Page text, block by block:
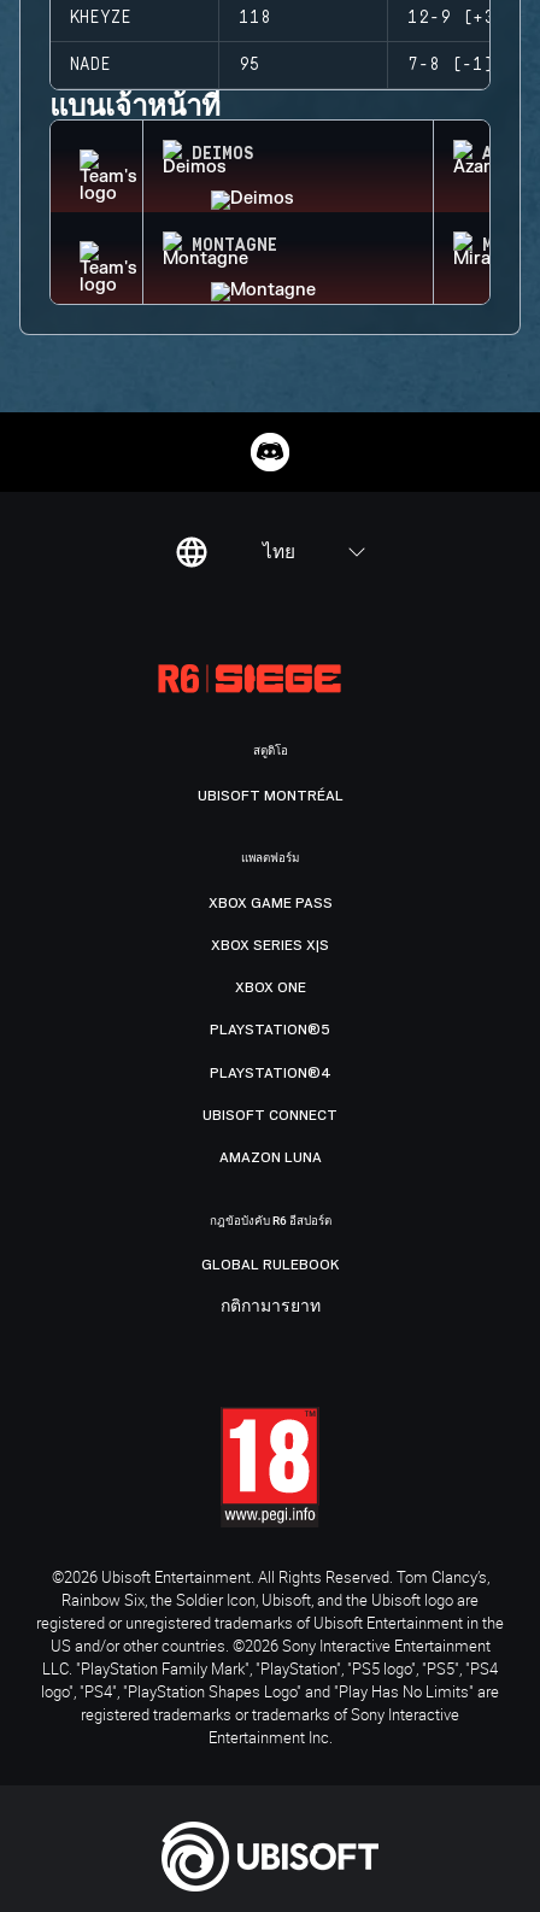
KHEYZE 118 12-9 (+3)
NADE 95 7-8 (-1)
แบนเจ้าหน้าที่
DEIMOS AZAMI
MONTAGNE MIRA
ไทย
สตูดิโอ
UBISOFT MONTRÉAL
แพลตฟอร์ม
XBOX GAME PASS
XBOX SERIES X|S
XBOX ONE
PLAYSTATION®5
PLAYSTATION®4
UBISOFT CONNECT
AMAZON LUNA
กฎข้อบังคับ R6 อีสปอร์ต
GLOBAL RULEBOOK
กติกามารยาท
©2026 Ubisoft Entertainment. All Rights Reserved. Tom Clancy’s,
Rainbow Six, the Soldier Icon, Ubisoft, and the Ubisoft logo are
registered or unregistered trademarks of Ubisoft Entertainment in the
US and/or other countries. ©2026 Sony Interactive Entertainment
LLC. "PlayStation Family Mark", "PlayStation", "PS5 logo", "PS5", "PS4
logo", "PS4", "PlayStation Shapes Logo" and "Play Has No Limits" are
registered trademarks or trademarks of Sony Interactive
Entertainment Inc.